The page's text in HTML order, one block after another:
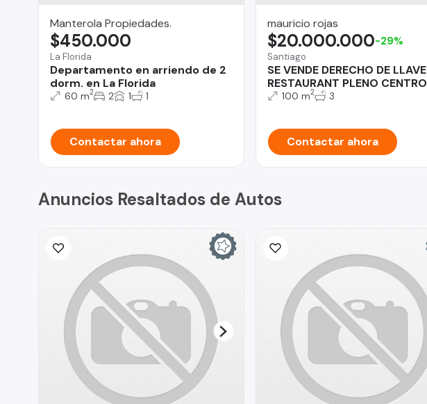
Manterola Propiedades.
La Florida
Departamento en arriendo de 2
dorm. en La Florida
$450.000
60 m2 2 1 1
Contactar ahora
mauricio rojas
Santiago
SE VENDE DERECHO DE LLAVE
RESTAURANT PLENO CENTRO
$20.000.000-29%
100 m2 3
Contactar ahora
Anuncios Resaltados de Autos